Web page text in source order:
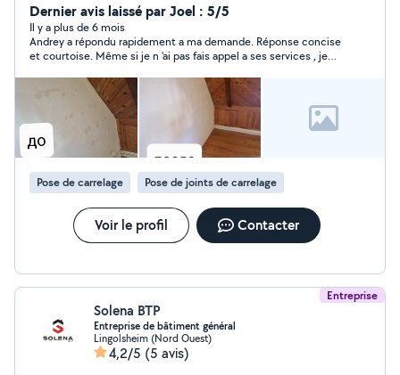
artisans expérimentés, maître dans leurs domaines pour
qui la satisfaction du client est toujours à la 1ère place.
Nous sommes capable de remplir n'importe quelle
tâche, il suffit de demander :) Cette polyvalence peut
pousser à supposer que la maîtrise dans trop de
domaines est impossible mais je peux vous rassurer
qu'après un nombre incalculable de profils essayés la
dream team a vu le jour. Au compteur entre 1500 -
2000 prestations réalisées sur plusieurs plateformes,
avec des agences immobilières et architectes. Un job
de qualité et efficace est garantie. Chaque détails
compte et nous accordons une importance majeure, à
fournir un service dans les règles de l'art ! Notre devise :
À chaque problème, il y a Une, voire Plusieurs solutions !
consciencieusement, les finances viendront tout seul ^^
Dernier avis laissé par Joel : 5/5
Il y a plus de 6 mois
Andrey a répondu rapidement a ma demande. Réponse concise
et courtoise. Même si je n 'ai pas fais appel a ses services , je
Pose de carrelage Pose de joints de carrelage
Voir le profil Contacter
Entreprise
Solena BTP
Entreprise de bâtiment général
Lingolsheim (Nord Ouest)
4,2/5 (5 avis)